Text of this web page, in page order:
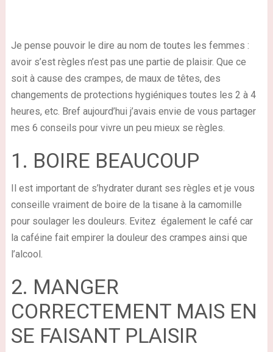
Je pense pouvoir le dire au nom de toutes les femmes :
avoir s’est règles n’est pas une partie de plaisir. Que ce
soit à cause des crampes, de maux de têtes, des
changements de protections hygiéniques toutes les 2 à 4
heures, etc. Bref aujourd’hui j’avais envie de vous partager
mes 6 conseils pour vivre un peu mieux se règles.
1. BOIRE BEAUCOUP
Il est important de s’hydrater durant ses règles et je vous
conseille vraiment de boire de la tisane à la camomille
pour soulager les douleurs. Evitez également le café car
la caféine fait empirer la douleur des crampes ainsi que
l’alcool.
2. MANGER
CORRECTEMENT MAIS EN
SE FAISANT PLAISIR